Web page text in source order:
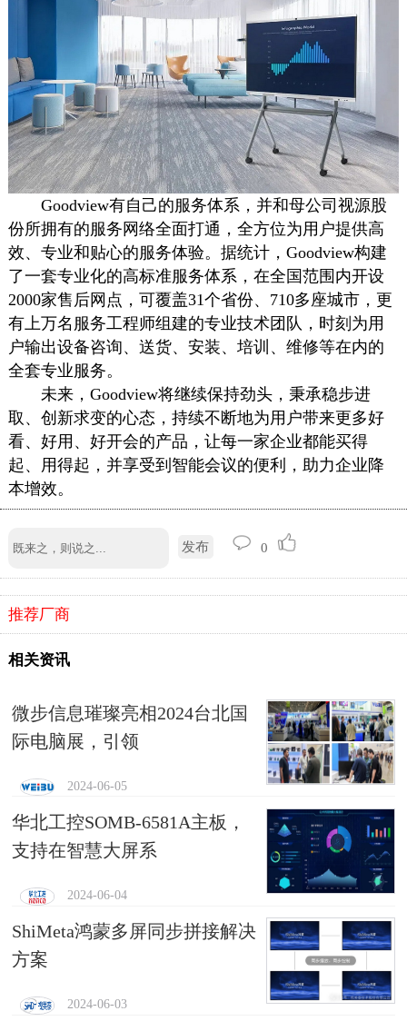
Goodview有自己的服务体系，并和母公司视源股
份所拥有的服务网络全面打通，全方位为用户提供高
效、专业和贴心的服务体验。据统计，Goodview构建
了一套专业化的高标准服务体系，在全国范围内开设
2000家售后网点，可覆盖31个省份、710多座城市，更
有上万名服务工程师组建的专业技术团队，时刻为用
户输出设备咨询、送货、安装、培训、维修等在内的
全套专业服务。
未来，Goodview将继续保持劲头，秉承稳步进
取、创新求变的心态，持续不断地为用户带来更多好
看、好用、好开会的产品，让每一家企业都能买得
起、用得起，并享受到智能会议的便利，助力企业降
本增效。
发布 0
推荐厂商
相关资讯
微步信息璀璨亮相2024台北国
际电脑展，引领
2024-06-05
华北工控SOMB-6581A主板，
支持在智慧大屏系
2024-06-04
ShiMeta鸿蒙多屏同步拼接解决
方案
2024-06-03